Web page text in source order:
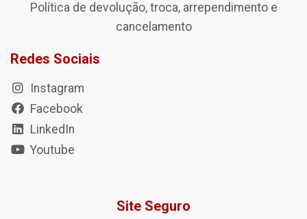
Política de devolução, troca, arrependimento e
cancelamento
Redes Sociais
Instagram
Facebook
LinkedIn
Youtube
Site Seguro